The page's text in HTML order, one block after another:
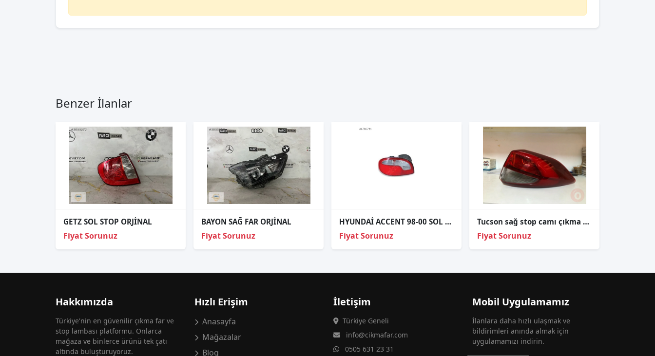
Benzer İlanlar
GETZ SOL STOP ORJİNAL
Fiyat Sorunuz
BAYON SAĞ FAR ORJİNAL
Fiyat Sorunuz
HYUNDAİ ACCENT 98-00 SOL STOP LAMBASI
Fiyat Sorunuz
Tucson sağ stop camı çıkma orjinal
Fiyat Sorunuz
Hakkımızda
Türkiye'nin en güvenilir çıkma far ve
stop lambası platformu. Onlarca
mağaza ve binlerce ürünü tek çatı
altında buluşturuyoruz.
Hızlı Erişim
Anasayfa
Mağazalar
Blog
İletişim
Türkiye Geneli
info@cikmafar.com
0505 631 23 31
Mobil Uygulamamız
İlanlara daha hızlı ulaşmak ve
bildirimleri anında almak için
uygulamamızı indirin.